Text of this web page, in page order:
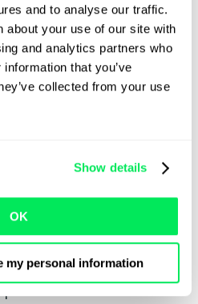
and to analyse our traffic.
about your use of our site with
and analytics partners who
that you’ve
collected from your use
Show details
OK
my personal information
ne peuvent pas être
de votre TMS
Jacobs Transport : vous
ou vous risquez de
des expéditions de
en Belgique, aux Pays-
France. Avec une flotte
pour en ajouter 15
représente à la
croissance majeure et un
garantissant que
utilisée.